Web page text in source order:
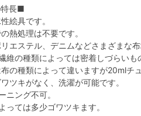
長■
絵具です。
熱処理は不要です。
リエステル、デニムなどさまざまな布
維の種類によっては密着しづらいも
布の種類によって違いますが20mlチ
ツキがなく、洗濯が可能です。
ニング不可。
っては多少ゴワツキます。